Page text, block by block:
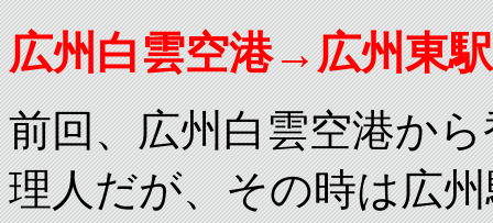
広州白雲空港→広州東駅
前回、広州白雲空港か
理人だが、その時は広